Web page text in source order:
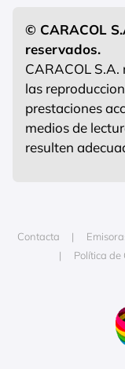
© CARACOL
reservados.
CARACOL S.A.
las
prestaciones
medios de
resulten
Contacta
Política de